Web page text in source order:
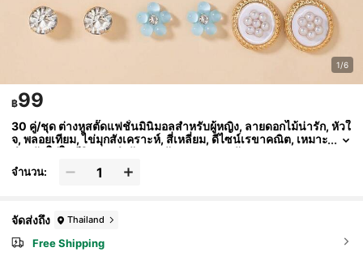
1/6
฿99
30 คู่/ชุด ต่างหูสตั๊ดแฟชั่นมินิมอลสำหรับผู้หญิง, ลายดอกไม้น่ารัก, หัวใ
จ, พลอยเทียม, ไข่มุกสังเคราะห์, สี่เหลี่ยม, ดีไซน์เรขาคณิต, เหมาะ
สำหรับใส่ในชีวิตประจำวันและวันหยุด, ของขวัญ
จำนวน:
จัดส่งถึง Thailand
Free Shipping